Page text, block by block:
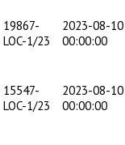
19867-
LOC-1/23
2023-08-10
00:00:00
15547-
LOC-1/23
2023-08-10
00:00:00